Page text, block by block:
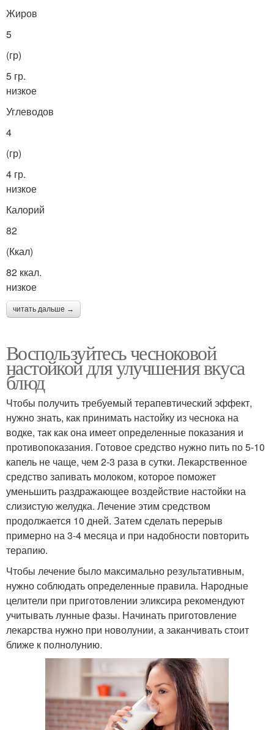
Жиров
5
(гр)
5 гр.
низкое
Углеводов
4
(гр)
4 гр.
низкое
Калорий
82
(Ккал)
82 ккал.
низкое
читать дальше →
Воспользуйтесь чесноковой
настойкой для улучшения вкуса
блюд
Чтобы получить требуемый терапевтический эффект,
нужно знать, как принимать настойку из чеснока на
водке, так как она имеет определенные показания и
противопоказания. Готовое средство нужно пить по 5-10
капель не чаще, чем 2-3 раза в сутки. Лекарственное
средство запивать молоком, которое поможет
уменьшить раздражающее воздействие настойки на
слизистую желудка. Лечение этим средством
продолжается 10 дней. Затем сделать перерыв
примерно на 3-4 месяца и при надобности повторить
терапию.
Чтобы лечение было максимально результативным,
нужно соблюдать определенные правила. Народные
целители при приготовлении эликсира рекомендуют
учитывать лунные фазы. Начинать приготовление
лекарства нужно при новолунии, а заканчивать стоит
ближе к полнолунию.